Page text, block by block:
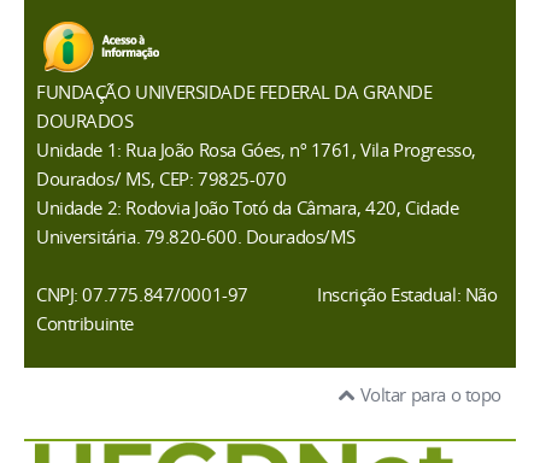
FUNDAÇÃO UNIVERSIDADE FEDERAL DA GRANDE
DOURADOS
Unidade 1: Rua João Rosa Góes, nº 1761, Vila Progresso,
Dourados/ MS, CEP: 79825-070
Unidade 2: Rodovia João Totó da Câmara, 420, Cidade
Universitária. 79.820-600. Dourados/MS
CNPJ: 07.775.847/0001-97
Inscrição Estadual: Não
Contribuinte
Voltar para o topo